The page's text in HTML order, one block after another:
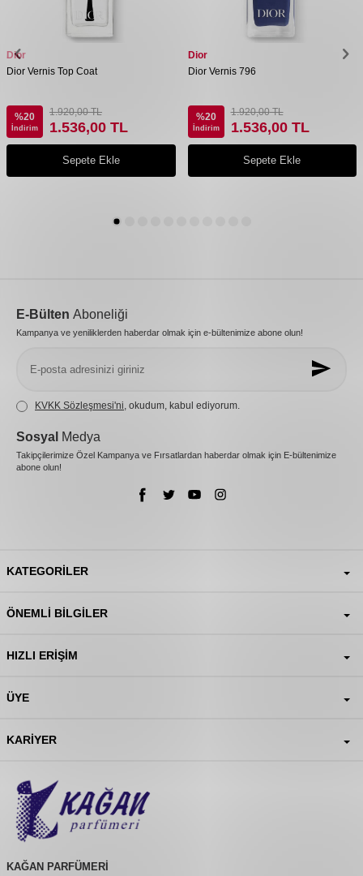
Dior
Dior Vernis Top Coat
%20
İndirim
1.920,00TL
1.536,00 TL
Sepete Ekle
Dior
Dior Vernis 796
%20
İndirim
1.920,00TL
1.536,00TL
Sepete Ekle
E-Bülten Aboneliği
Kampanya ve yeniliklerden haberdar olmak için e-bültenimize abone olun!
KVKK Sözleşmesi'ni , okudum, kabul ediyorum.
Sosyal Medya
Takipçilerimize Özel Kampanya ve Fırsatlardan haberdar olmak için E-bültenimize
abone olun!
KATEGORILER
ÖNEMLI BILGILER
HIZLI ERIŞIM
ÜYE
KARIYER
KAĞAN PARFÜMERİ